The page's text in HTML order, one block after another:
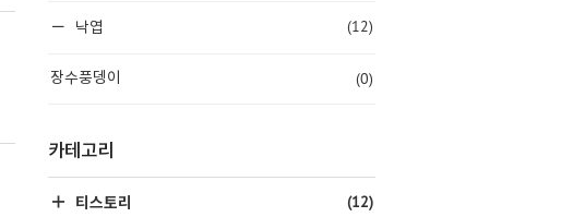
낙엽 (12)
장수풍뎅이 (0)
카테고리
티스토리 (12)